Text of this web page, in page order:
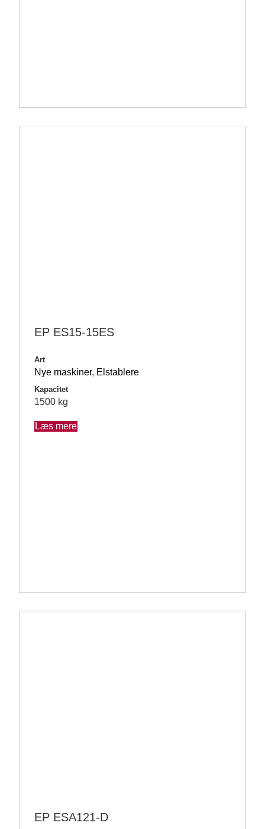
EP ES15-15ES
Art
Nye maskiner, Elstablere
Kapacitet
1500 kg
Læs mere
EP ESA121-D